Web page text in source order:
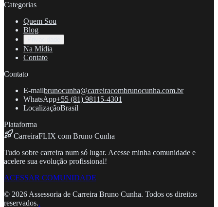
Categorias
Quem Sou
Blog
Na Mídia
Contato
Contato
E-mailbrunocunha@carreiracombrunocunha.com.br
WhatsApp+55 (81) 98115-4301
LocalizaçãoBrasil
Plataforma
CarreiraFLIX com Bruno Cunha
Tudo sobre carreira num só lugar. Acesse minha comunidade e
acelere sua evolução profissional!
ACESSAR COMUNIDADE
© 2026 Assessoria de Carreira Bruno Cunha. Todos os direitos
reservados..